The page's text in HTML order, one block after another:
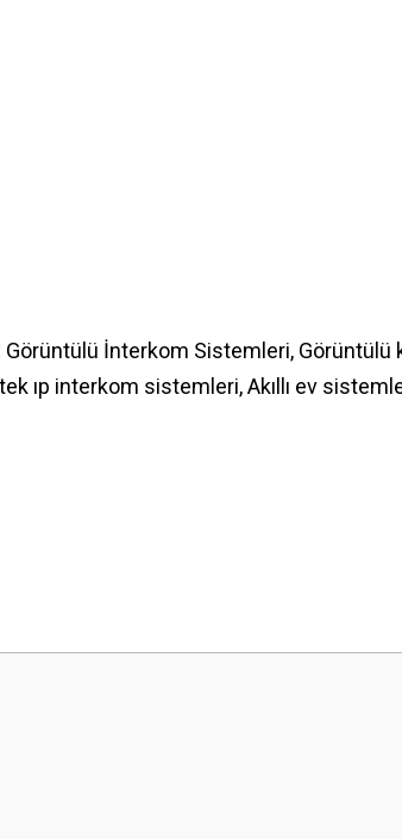
İnterkom Sistemleri, Görüntülü
ıp interkom sistemleri, Akıllı ev